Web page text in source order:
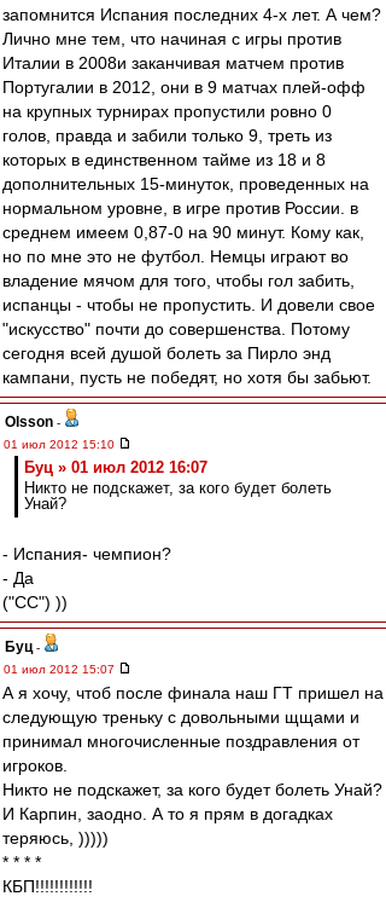
запомнится Испания последних 4-х лет. А чем?
Лично мне тем, что начиная с игры против
Италии в 2008и заканчивая матчем против
Португалии в 2012, они в 9 матчах плей-офф
на крупных турнирах пропустили ровно 0
голов, правда и забили только 9, треть из
которых в единственном тайме из 18 и 8
дополнительных 15-минуток, проведенных на
нормальном уровне, в игре против России. в
среднем имеем 0,87-0 на 90 минут. Кому как,
но по мне это не футбол. Немцы играют во
владение мячом для того, чтобы гол забить,
испанцы - чтобы не пропустить. И довели свое
"искусство" почти до совершенства. Потому
сегодня всей душой болеть за Пирло энд
кампани, пусть не победят, но хотя бы забьют.
Olsson -
01 июл 2012 15:10
Буц » 01 июл 2012 16:07
Никто не подскажет, за кого будет болеть
Унай?
- Испания- чемпион?
- Да
("CC") ))
Буц -
01 июл 2012 15:07
А я хочу, чтоб после финала наш ГТ пришел на
следующую треньку с довольными щщами и
принимал многочисленные поздравления от
игроков.
Никто не подскажет, за кого будет болеть Унай?
И Карпин, заодно. А то я прям в догадках
теряюсь, )))))
* * * *
КБП!!!!!!!!!!!!